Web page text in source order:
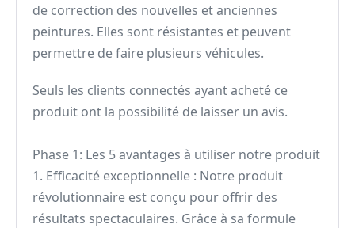
de correction des nouvelles et anciennes
peintures. Elles sont résistantes et peuvent
permettre de faire plusieurs véhicules.
Seuls les clients connectés ayant acheté ce
produit ont la possibilité de laisser un avis.
Phase 1: Les 5 avantages à utiliser notre produit
1. Efficacité exceptionnelle : Notre produit
révolutionnaire est conçu pour offrir des
résultats spectaculaires. Grâce à sa formule